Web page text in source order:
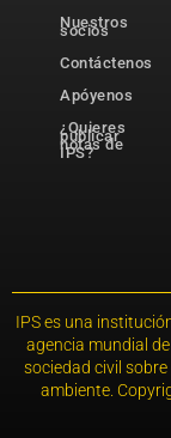
Nuestros
socios
Contáctenos
Apóyenos
¿Quieres
publicar
notas de
IPS?
IPS es una
agencia mundial
sociedad civil
ambiente.